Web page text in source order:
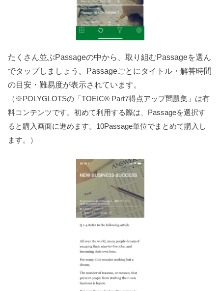
たくさん並ぶPassageの中から、取り組むPassageを選ん
でタップしましょう。Passageごとにタイトル・解答時間
の目安・難易度が表示されています。
（※POLYGLOTSの「TOEIC® Part7得点アップ問題集」は有
料コンテンツです。初めて利用する際は、Passageを選択す
ると購入画面に進めます。10Passage単位でまとめて購入し
ます。）